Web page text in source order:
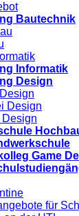
Bautechnik
Informatik
Design
Design
Game
für